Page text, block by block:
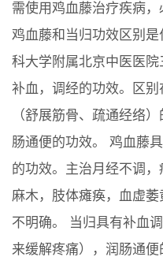
需使用鸡血藤治疗疾病，
鸡血藤和当归功效区别
科大学附属北京中医医
补血，调经的功效。区
（舒展筋骨、疏通经络
肠通便的功效。 鸡血藤
的功效。主治月经不调
麻木，肢体瘫痪，血虚
不明确。 当归具有补血
来缓解疼痛），润肠通